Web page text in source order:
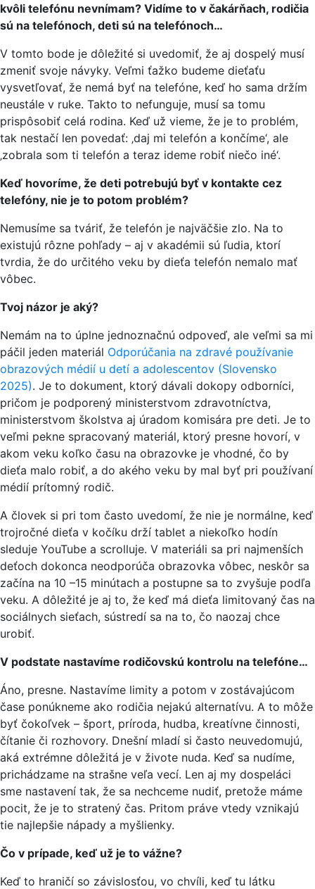
kvôli telefónu nevnímam? Vidíme to v čakárňach, rodičia
sú na telefónoch, deti sú na telefónoch…
V tomto bode je dôležité si uvedomiť, že aj dospelý musí
zmeniť svoje návyky. Veľmi ťažko budeme dieťaťu
vysvetľovať, že nemá byť na telefóne, keď ho sama držím
neustále v ruke. Takto to nefunguje, musí sa tomu
prispôsobiť celá rodina. Keď už vieme, že je to problém,
tak nestačí len povedať: ‚daj mi telefón a končíme‘, ale
‚zobrala som ti telefón a teraz ideme robiť niečo iné‘.
Keď hovoríme, že deti potrebujú byť v kontakte cez
telefóny, nie je to potom problém?
Nemusíme sa tváriť, že telefón je najväčšie zlo. Na to
existujú rôzne pohľady – aj v akadémii sú ľudia, ktorí
tvrdia, že do určitého veku by dieťa telefón nemalo mať
vôbec.
Tvoj názor je aký?
Nemám na to úplne jednoznačnú odpoveď, ale veľmi sa mi
páčil jeden materiál Odporúčania na zdravé používanie
obrazových médií u detí a adolescentov (Slovensko
2025). Je to dokument, ktorý dávali dokopy odborníci,
pričom je podporený ministerstvom zdravotníctva,
ministerstvom školstva aj úradom komisára pre deti. Je to
veľmi pekne spracovaný materiál, ktorý presne hovorí, v
akom veku koľko času na obrazovke je vhodné, čo by
dieťa malo robiť, a do akého veku by mal byť pri používaní
médií prítomný rodič.
A človek si pri tom často uvedomí, že nie je normálne, keď
trojročné dieťa v kočíku drží tablet a niekoľko hodín
sleduje YouTube a scrolluje. V materiáli sa pri najmenších
deťoch dokonca neodporúča obrazovka vôbec, neskôr sa
začína na 10 –15 minútach a postupne sa to zvyšuje podľa
veku. A dôležité je aj to, že keď má dieťa limitovaný čas na
sociálnych sieťach, sústredí sa na to, čo naozaj chce
urobiť.
V podstate nastavíme rodičovskú kontrolu na telefóne…
Áno, presne. Nastavíme limity a potom v zostávajúcom
čase ponúkneme ako rodičia nejakú alternatívu. A to môže
byť čokoľvek – šport, príroda, hudba, kreatívne činnosti,
čítanie či rozhovory. Dnešní mladí si často neuvedomujú,
aká extrémne dôležitá je v živote nuda. Keď sa nudíme,
prichádzame na strašne veľa vecí. Len aj my dospeláci
sme nastavení tak, že sa nechceme nudiť, pretože máme
pocit, že je to stratený čas. Pritom práve vtedy vznikajú
tie najlepšie nápady a myšlienky.
Čo v prípade, keď už je to vážne?
Keď to hraničí so závislosťou, vo chvíli, keď tu látku